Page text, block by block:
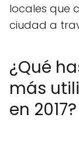
locales que
ciudad a
¿Qué
más
en 2017?